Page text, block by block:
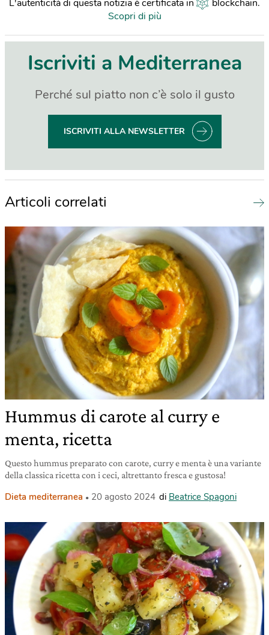
L'autenticità di questa notizia è certificata in blockchain.
Scopri di più
Iscriviti a Mediterranea
Perché sul piatto non c’è solo il gusto
ISCRIVITI ALLA NEWSLETTER
Articoli correlati
Hummus di carote al curry e
menta, ricetta
Questo hummus preparato con carote, curry e menta è una variante
della classica ricetta con i ceci, altrettanto fresca e gustosa!
Dieta mediterranea 20 agosto 2024 di Beatrice Spagoni